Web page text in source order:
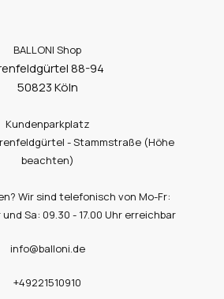
BALLONI Shop
88-94
50823 Köln
Kundenparkplatz
- Stammstraße (Höhe
beachten)
Wir sind telefonisch von Mo-Fr:
und Sa: 09.30 - 17.00 Uhr erreichbar
info@balloni.de
+49221510910